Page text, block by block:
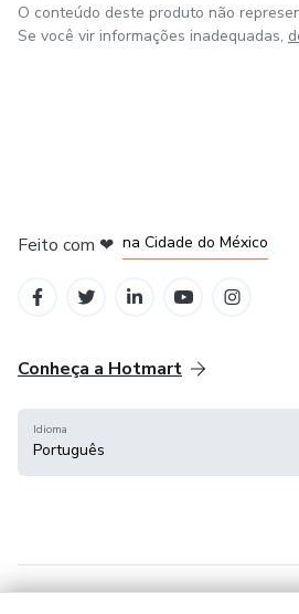
O conteúdo deste produto não
Se você vir informações inadequadas,
Feito com ❤ na Cidade do México
Conheça a Hotmart
Idioma
Português